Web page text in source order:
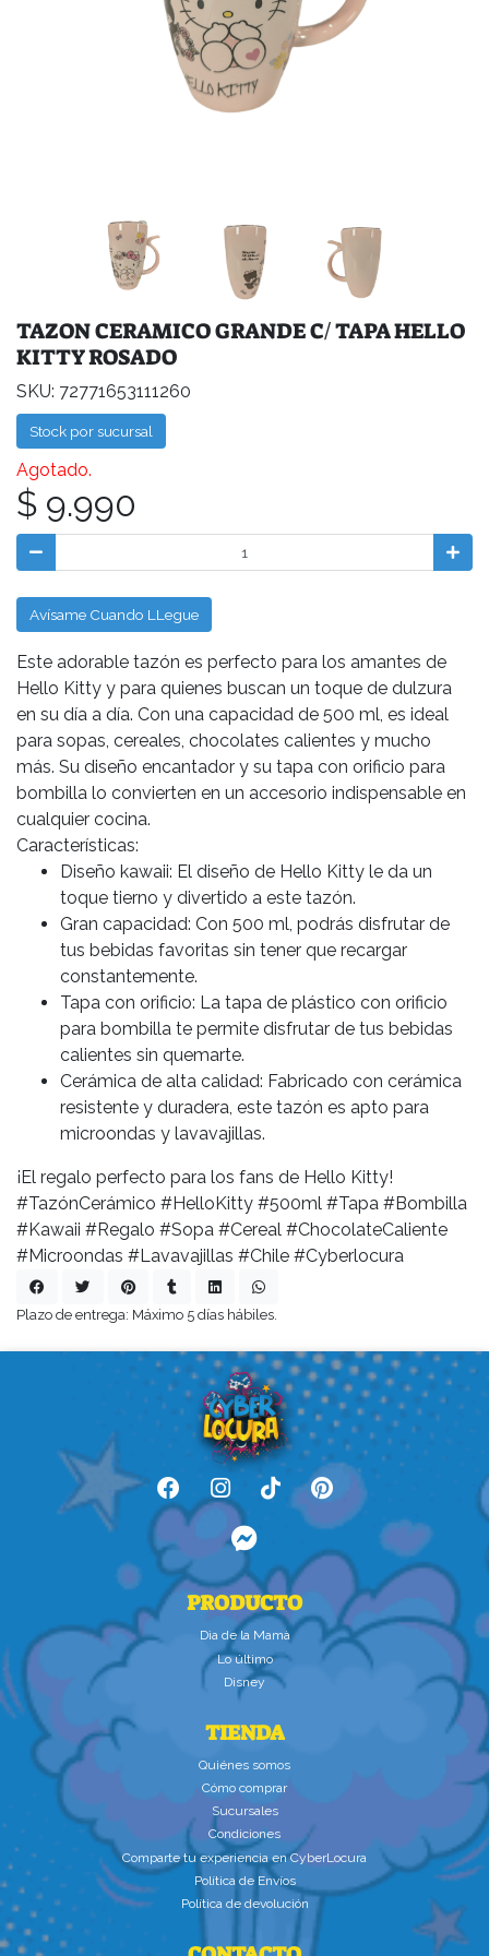
TAZON CERAMICO GRANDE C/ TAPA HELLO
KITTY ROSADO
SKU: 72771653111260
Stock por sucursal
Agotado.
$ 9.990
Avísame Cuando LLegue
Este adorable tazón es perfecto para los amantes de
Hello Kitty y para quienes buscan un toque de dulzura
en su día a día. Con una capacidad de 500 ml, es ideal
para sopas, cereales, chocolates calientes y mucho
más. Su diseño encantador y su tapa con orificio para
bombilla lo convierten en un accesorio indispensable en
cualquier cocina.
Características:
Diseño kawaii: El diseño de Hello Kitty le da un
toque tierno y divertido a este tazón.
Gran capacidad: Con 500 ml, podrás disfrutar de
tus bebidas favoritas sin tener que recargar
constantemente.
Tapa con orificio: La tapa de plástico con orificio
para bombilla te permite disfrutar de tus bebidas
calientes sin quemarte.
Cerámica de alta calidad: Fabricado con cerámica
resistente y duradera, este tazón es apto para
microondas y lavavajillas.
¡El regalo perfecto para los fans de Hello Kitty!
#TazónCerámico #HelloKitty #500ml #Tapa #Bombilla
#Kawaii #Regalo #Sopa #Cereal #ChocolateCaliente
#Microondas #Lavavajillas #Chile #Cyberlocura
Plazo de entrega: Máximo 5 días hábiles.
PRODUCTO
Dìa de la Mamà
Lo último
Disney
TIENDA
Quiénes somos
Cómo comprar
Sucursales
Condiciones
Comparte tu experiencia en CyberLocura
Política de Envíos
Política de devolución